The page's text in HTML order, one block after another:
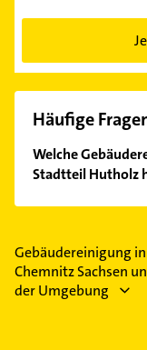
Häufige
Welche
Stadtteil Hutholz
Im Anbieter-
Feiertagen
Gebäudereinigung in
Chemnitz Sachsen
der Umgebung